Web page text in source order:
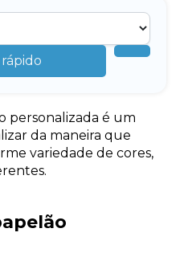
personalizada é um
da maneira que
variedade de cores,